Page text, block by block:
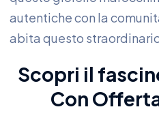
autentiche con la
abita questo
Scopri il
Con